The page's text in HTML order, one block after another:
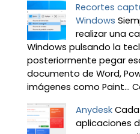
Recortes
Windows
realizar una
Windows pulsando la
posteriormente pegar
documento de Word,
imágenes como Paint…
Anydesk
aplicaciones